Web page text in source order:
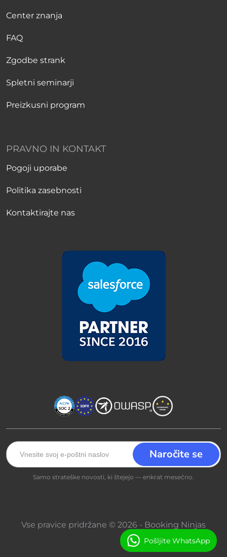
Center znanja
FAQ
Zgodbe strank
Spletni seminarji
Preizkusni program
PRAVNO IN KONTAKT
Pogoji uporabe
Politika zasebnosti
Kontaktirajte nas
Samo strateške novosti, ki štejejo — enkrat mesečno.
Vse pravice pridržane © 2026 - Booking Ninjas
Pošljite WhatsApp